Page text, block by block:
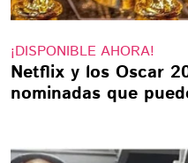
¡DISPONIBLE AHORA!
Netflix y los Oscar
nominadas que